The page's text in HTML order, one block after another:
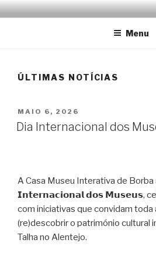
Saltar
paraEMRÉZIO
Menu
ÚLTIMAS NOTÍCIAS
PUBLICADO
EM
MAIO 6, 2026
Dia Internacional dos
A Casa Museu Interativa de Borba
𝗜𝗻𝘁𝗲𝗿𝗻𝗮𝗰𝗶𝗼𝗻𝗮𝗹 𝗱𝗼𝘀 𝗠𝘂𝘀𝗲𝘂𝘀,
com iniciativas que convidam toda
(re)descobrir o património cultural
Talha no Alentejo.